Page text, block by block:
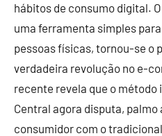
hábitos de consumo digital. O
uma ferramenta simples
pessoas físicas, tornou-se o
verdadeira revolução no e-
recente revela que o
Central agora disputa,
consumidor com o tradicional